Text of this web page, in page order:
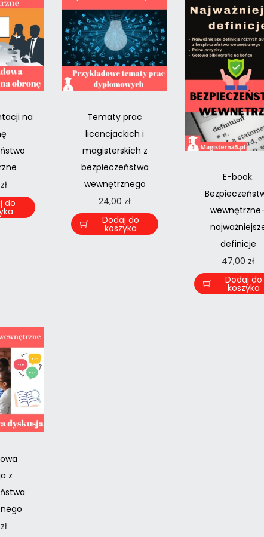
na
zł
do
Tematy prac
licencjackich i
magisterskich z
bezpieczeństwa
wewnętrznego
24,00 zł
Dodaj do
koszyka
E-book.
definicje
47,00 zł
Dodaj do
koszyka
z
zł